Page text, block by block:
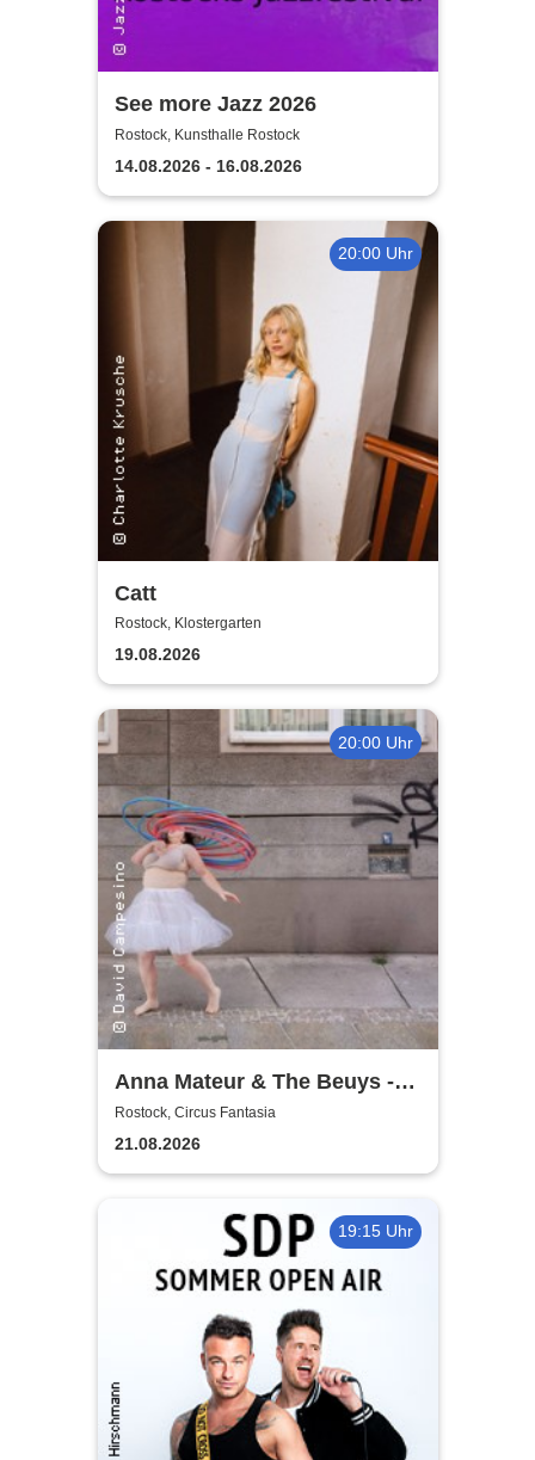
See more Jazz 2026
Rostock, Kunsthalle Rostock
14.08.2026 - 16.08.2026
20:00 Uhr
Catt
Rostock, Klostergarten
19.08.2026
20:00 Uhr
Anna Mateur & The Beuys -
Kaoshüter
Rostock, Circus Fantasia
21.08.2026
19:15 Uhr